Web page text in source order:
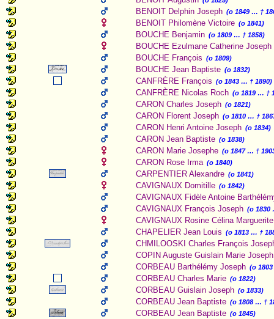
BENOIT Delphin Joseph (o 1849 … †
BENOIT Philomène Victoire (o 1841)
BOUCHE Benjamin (o 1809 … † 1858)
BOUCHE Ezulmane Catherine Joseph
BOUCHE François
(o 1809)
BOUCHE Jean Baptiste (o 1832)
CANFRÈRE François (o 1843 … † 1890)
CANFRÈRE Nicolas Roch (o 1819 … †
CARON Charles Joseph (o 1821)
CARON Florent Joseph (o 1810 … †
CARON Henri Antoine Joseph (o 1834)
CARON Jean Baptiste (o 1838)
CARON Marie Josephe (o 1847 … †
CARON Rose Irma (o 1840)
CARPENTIER Alexandre (o 1841)
CAVIGNAUX Domitille (o 1842)
CAVIGNAUX Fidèle Antoine
CAVIGNAUX François Joseph (o 1830
CAVIGNAUX Rosine Célina Marguerite
CHAPELIER Jean Louis
(o 1813 … †
CHMILOOSKI Charles François
COPIN Auguste Guislain Marie Joseph
CORBEAU Barthélémy Joseph (o
CORBEAU Charles Marie (o 1822)
CORBEAU Guislain Joseph (o 1833)
CORBEAU Jean Baptiste (o 1808 … †
CORBEAU Jean Baptiste (o 1845)